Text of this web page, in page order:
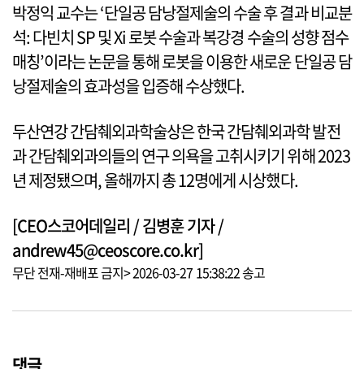
박정익 교수는 ‘단일공 담낭절제술의 수술 후 결과 비교분
석: 다빈치 SP 및 Xi 로봇 수술과 복강경 수술의 성향 점수
매칭’이라는 논문을 통해 로봇을 이용한 새로운 단일공 담
낭절제술의 효과성을 입증해 수상했다.
두산연강 간담췌외과학술상은 한국 간담췌외과학 발전
과 간담췌외과의들의 연구 의욕을 고취시키기 위해 2023
년 제정됐으며, 올해까지 총 12명에게 시상했다.
[CEO스코어데일리 / 김병훈 기자 /
andrew45@ceoscore.co.kr]
무단 전재-재배포 금지> 2026-03-27 15:38:22 송고